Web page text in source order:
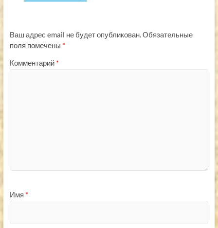
Ваш адрес email не будет опубликован.Обязательные
поля помечены *
Комментарий *
Имя *